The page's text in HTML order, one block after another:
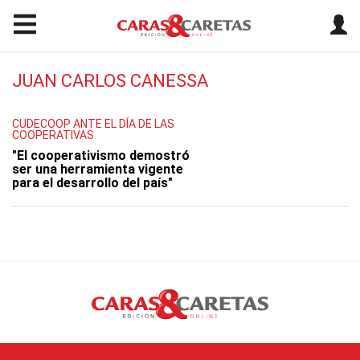
JUAN CARLOS CANESSA
CUDECOOP ANTE EL DÍA DE LAS
COOPERATIVAS
"El cooperativismo demostró
ser una herramienta vigente
para el desarrollo del país"